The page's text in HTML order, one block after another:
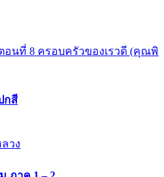
อนที่ 8 ครอบครัวของเรวดี (คุณพิ
กสี
วง